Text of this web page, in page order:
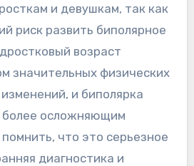
и девушкам, так как
риск развить биполярное
возраст
значительных физических
и биполярка
осложняющим
что это серьезное
диагностика и